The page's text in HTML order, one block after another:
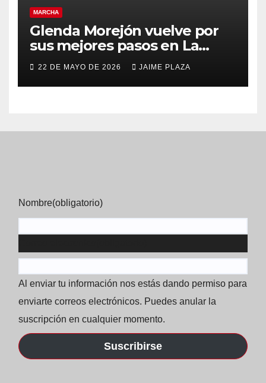
MARCHA
Glenda Morejón vuelve por
sus mejores pasos en La
Coruña
22 DE MAYO DE 2026 JAIME PLAZA
Nombre(obligatorio)
Al enviar tu información nos estás dando permiso para
enviarte correos electrónicos. Puedes anular la
suscripción en cualquier momento.
Suscribirse